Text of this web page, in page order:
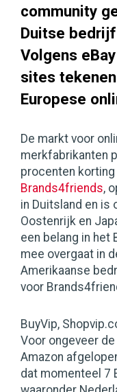
community
Duitse
Volgens
sites
Europese
De markt voor
merkfabrikanten
procenten korting
Brands4friends,
in Duitsland en is
Oostenrijk en
een belang in
mee overgaat in
Amerikaanse
voor
BuyVip,
Voor ongeveer
Amazon
dat momenteel 7